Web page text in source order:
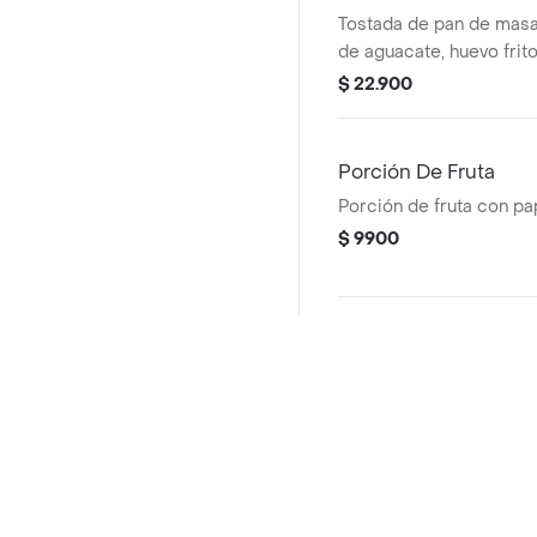
Tostada de pan de
de aguacate, huevo
$ 22.900
Porción De Fruta
Porción de fruta con
$ 9900